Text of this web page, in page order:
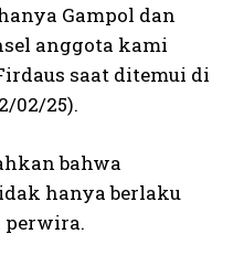
Gampol dan
anggota kami
saat ditemui di
02/25).
bahwa
hanya berlaku
perwira.